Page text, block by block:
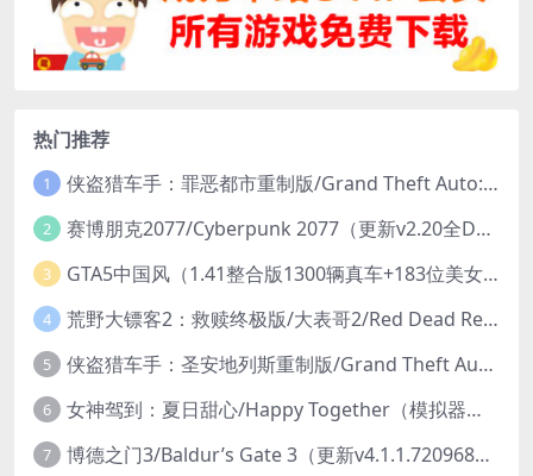
热门推荐
1 侠盗猎车手：罪恶都市重制版/Grand Theft Auto: Vice City – The Definitive Edition
2 赛博朋克2077/Cyberpunk 2077（更新v2.20全DLC）
3 GTA5中国风（1.41整合版1300辆真车+183位美女与英雄+200%存档）
4 荒野大镖客2：救赎终极版/大表哥2/Red Dead Redemption 2: Ultimate Edition（更新v1491.50终极版）
5 侠盗猎车手：圣安地列斯重制版/Grand Theft Auto: San Andreas – The Definitive Edition（更新v1.113.49697469）
6 女神驾到：夏日甜心/Happy Together（模拟器版-升级豪华终极珍藏版+全DLC）
7 博德之门3/Baldur’s Gate 3（更新v4.1.1.7209685）